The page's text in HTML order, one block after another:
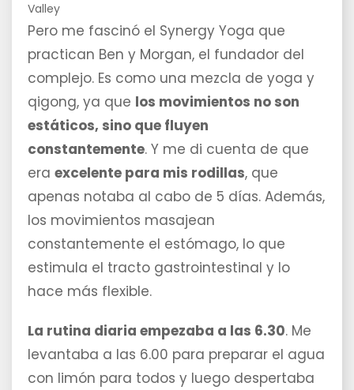
Valley
Pero me fascinó el Synergy Yoga que
practican Ben y Morgan, el fundador del
complejo. Es como una mezcla de yoga y
qigong, ya que los movimientos no son
estáticos, sino que fluyen
constantemente. Y me di cuenta de que
era excelente para mis rodillas, que
apenas notaba al cabo de 5 días. Además,
los movimientos masajean
constantemente el estómago, lo que
estimula el tracto gastrointestinal y lo
hace más flexible.
La rutina diaria empezaba a las 6.30. Me
levantaba a las 6.00 para preparar el agua
con limón para todos y luego despertaba